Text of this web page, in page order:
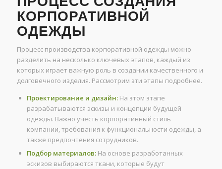
КОРПОРАТИВНОЙ
ОДЕЖДЫ
Процесс производства корпоративной одежды можно
разделить на несколько ключевых этапов, каждый из
которых играет важную роль в создании качественного и
долговечного изделия. Рассмотрим эти этапы подробнее.
Проектирование и дизайн:На этом этапе
разрабатываются эскизы и концепции будущей
одежды. Важно учесть корпоративный стиль
компании, требования к функциональности одежды, а
также предпочтения сотрудников.
Подбор материалов:На основе разработанных
эскизов выбираются ткани, которые будут